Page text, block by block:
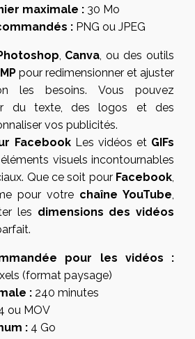
maximale :30 Mo
:PNG ou JPEG
, Canva, ou des outils
pour redimensionner et ajuster
les besoins. Vous pouvez
du texte, des logos et des
vos publicités.
FacebookLes vidéos et GIFs
visuels incontournables
Que ce soit pour Facebook,
pour votre chaîne YouTube,
les dimensions des vidéos
pour les vidéos :
(format paysage)
:240 minutes
ou MOV
:4 Go